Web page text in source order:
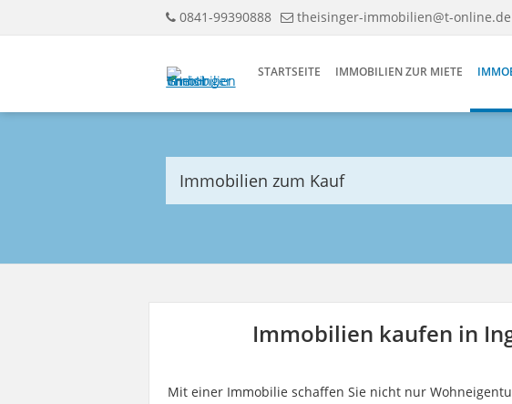
0841-99390888 theisinger-immobilien@t-online.de
STARTSEITE IMMOBILIEN ZUR MIETE
Immobilien zum Kauf
Immobilien kaufen in
Mit einer Immobilie schaffen Sie nicht nur